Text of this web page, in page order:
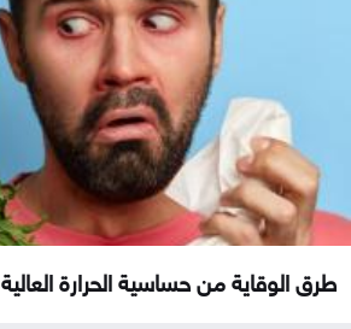
طرق الوقاية من حساسية الحرارة العالية